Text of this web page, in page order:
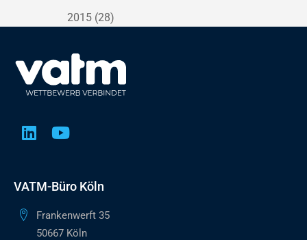
2015 (28)
VATM-Büro Köln
Frankenwerft 35
50667 Köln